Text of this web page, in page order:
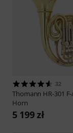
32
Thomann HR-301
Horn
5 199 zł